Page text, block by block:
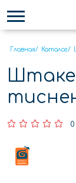
Главная/ Каталог/